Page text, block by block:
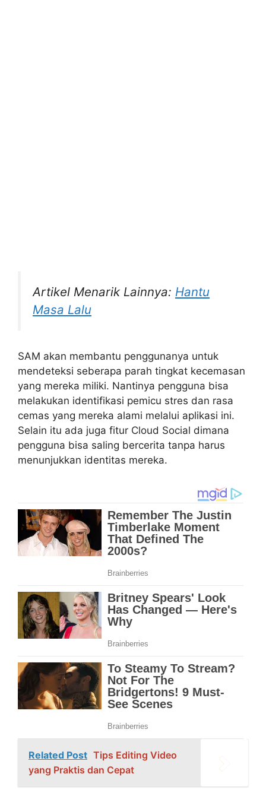
Artikel Menarik Lainnya: Hantu
Masa Lalu
SAM akan membantu penggunanya untuk
mendeteksi seberapa parah tingkat kecemasan
yang mereka miliki. Nantinya pengguna bisa
melakukan identifikasi pemicu stres dan rasa
cemas yang mereka alami melalui aplikasi ini.
Selain itu ada juga fitur Cloud Social dimana
pengguna bisa saling bercerita tanpa harus
menunjukkan identitas mereka.
Related Post Tips Editing Video
yang Praktis dan Cepat